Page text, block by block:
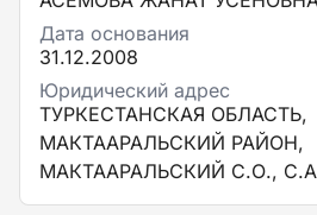
Дата основания
31.12.2008
Юридический адрес
ТУРКЕСТАНСКАЯ ОБЛАСТЬ,
МАКТААРАЛЬСКИЙ РАЙОН,
МАКТААРАЛЬСКИЙ С.О.,